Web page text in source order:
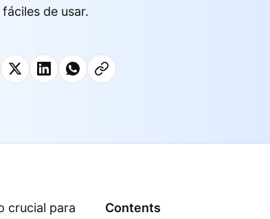
de usar.
crucial para
Contents